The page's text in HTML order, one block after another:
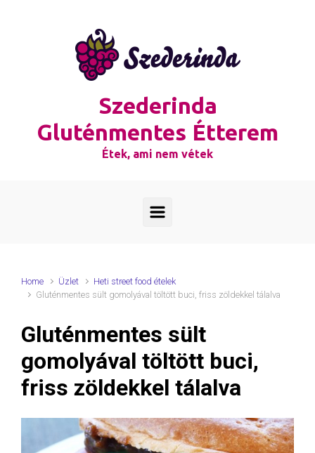
Szederinda
Gluténmentes Étterem
Étek, ami nem vétek
Home Üzlet
Heti street food ételek
Gluténmentes sült gomolyával töltött buci, friss zöldekkel tálalva
Gluténmentes sült
gomolyával töltött buci,
friss zöldekkel tálalva